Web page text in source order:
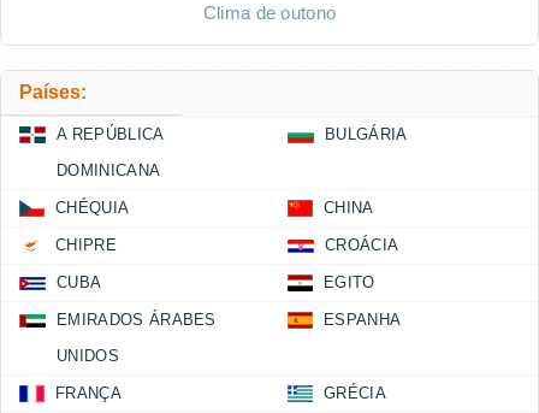
Clima de outono
Países:
A REPÚBLICA
DOMINICANA
BULGÁRIA
CHÉQUIA CHINA
CHIPRE CROÁCIA
CUBA EGITO
EMIRADOS ÁRABES
UNIDOS
ESPANHA
FRANÇA GRÉCIA